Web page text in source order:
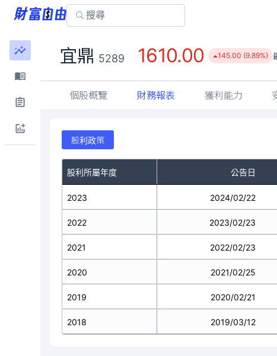
宜鼎 5289 1610.00 145.00 (9.89%)
個股概覽 財務報表 獲利能力
股利政策
股利所屬年度 公告日
2023
2022
2021
2020
2019
2018
2024/02/22
2023/02/23
2022/02/23
2021/02/25
2020/02/21
2019/03/12